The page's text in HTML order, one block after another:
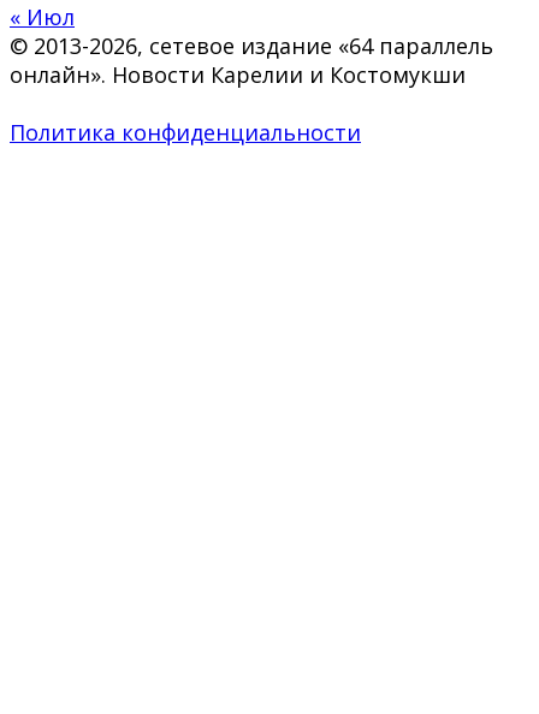
« Июл
© 2013-2026, сетевое издание «64 параллель
онлайн». Новости Карелии и Костомукши
Политика конфиденциальности